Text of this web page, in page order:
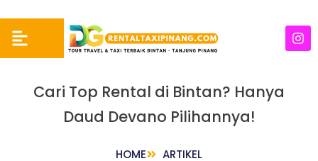
Cari Top Rental di Bintan? Hanya
Daud Devano Pilihannya!
HOME ARTIKEL